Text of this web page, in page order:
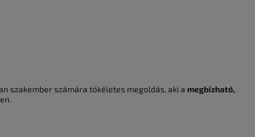
szakember számára tökéletes megoldás, aki a megbízható,